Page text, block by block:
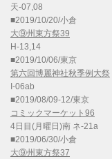
天-07,08
■2019/10/20/小倉
大⑨州東方祭39
H-13,14
■2019/10/06/東京
第六回博麗神社秋季例大祭
I-06ab
■2019/08/09-12/東京
コミックマーケット96
4日目(月曜日)南 ネ-21a
■2019/06/30/小倉
大⑨州東方祭37